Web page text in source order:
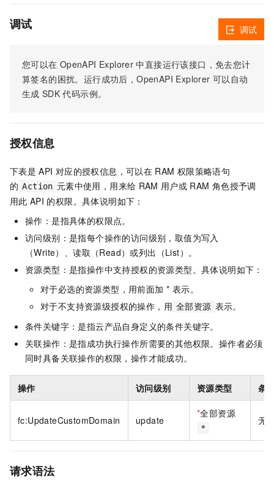
调试
您可以在 OpenAPI Explorer 中直接运行该接口，免去您计
算签名的困扰。运行成功后，OpenAPI Explorer 可以自动
生成 SDK 代码示例。
调试
授权信息
下表是 API 对应的授权信息，可以在 RAM 权限策略语句
的 Action 元素中使用，用来给 RAM 用户或 RAM 角色授予调
用此 API 的权限。具体说明如下：
操作：是指具体的权限点。
访问级别：是指每个操作的访问级别，取值为写入
（Write）、读取（Read）或列出（List）。
资源类型：是指操作中支持授权的资源类型。具体说明如下：
对于必选的资源类型，用前面加 * 表示。
对于不支持资源级授权的操作，用 全部资源 表示。
条件关键字：是指云产品自身定义的条件关键字。
关联操作：是指成功执行操作所需要的其他权限。操作者必须
同时具备关联操作的权限，操作才能成功。
操作 访问级别 资源类型 条
fc:UpdateCustomDomain update
*全部资源
*
无
请求语法